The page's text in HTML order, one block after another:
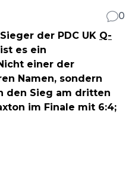
0
der PDC UK Q-
es ein
einer der
Namen, sondern
den Sieg am dritten
im Finale mit 6:4;